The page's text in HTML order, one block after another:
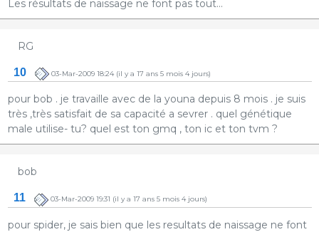
Les résultats de naissage ne font pas tout...
RG
10 03-Mar-2009 18:24(il y a 17 ans 5 mois 4 jours)
pour bob . je travaille avec de la youna depuis 8 mois . je suis
très ,très satisfait de sa capacité a sevrer . quel génétique
male utilise- tu? quel est ton gmq , ton ic et ton tvm ?
bob
11 03-Mar-2009 19:31 (il y a 17 ans 5 mois 4 jours)
pour spider, je sais bien que les resultats de naissage ne font